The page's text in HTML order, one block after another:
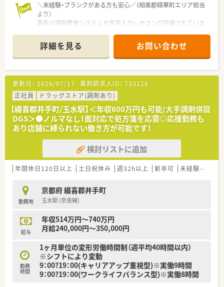
＼未経験・ブランクがある方も安心／（相楽郡精華町エリア担当
より）
最新の調剤鑑査システムや音声入力レセコンが完備されていま
一つずつ業務を覚えられるので安心ですよ。
【店舗情報と応需状況について】
■祝園駅から徒歩8分ほどの距離に位置しており、広々とした駐
車場も完備されているため公共交通機関でも車でも通勤可能で
す。
■内科から歯科まで幅広い科目を面で応需しており、1日平均10
枚ほどの処方箋を一人ひとりの患者様に対し丁寧に受け付けて
います。
■営業時間は平日18時までとなっており、無理のない勤務体制
で幅広い疾患の処方内容に触れながら薬剤師としての経験を積
めます。
【募集背景と求める人物像について】
■事業拡大に伴う組織体制の強化を目的とした増員募集であり、
ります。
■調剤未経験の方から即戦力の方まで幅広く募集しており、特に
患者様へ寄り添う姿勢や誠実な人柄を重視した選考を大切にし
■地域の皆様の健康と美を支えたいという熱意を持ち、周囲のス
タッフと円滑に連携しながら店舗運営に取り組める方を歓迎し
【法人特徴について】
■東海と関西エリアを中心に200店舗以上を展開しており、大手
グループの一員として非常に安定した経営基盤を誇る法人様で
詳細を見る お問い合わせ
更新日： 2026/07/17 薬剤師求人ID： 733226
正社員
ドラッグストア(調剤あり)
【綴喜郡井手町/玉水駅】＜年収600万円も可能/大手調剤併設
DGS＞●ノルマなし！面対応で処方箋を応需◎応援勤務も
あり店舗に縛られない働き方が可能です！
検討リストに追加
年間休日120日以上 土日祝休み 週32h以上 新卒可 未経験可
勤務地
京都府 綴喜郡井手町
玉水駅 (奈良線)
給与
年収514万円～740万円
月給240,000円～350,000円
勤務
時間
1ヶ月単位の変形労働時間制（週平均40時間以内）
※シフトにより変動
9：00?19：00(キャリアアップ重視型)※実働9時間
9：00?19：00(ワークライフバランス型)※実働8時間